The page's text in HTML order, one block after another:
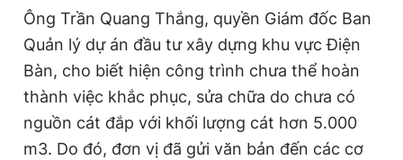
Ông Trần Quang Thắng, quyền Giám đốc Ban
Quản lý dự án đầu tư xây dựng khu vực Điện
Bàn, cho biết hiện công trình chưa thể hoàn
thành việc khắc phục, sửa chữa do chưa có
nguồn cát đắp với khối lượng cát hơn 5.000
m3. Do đó, đơn vị đã gửi văn bản đến các cơ